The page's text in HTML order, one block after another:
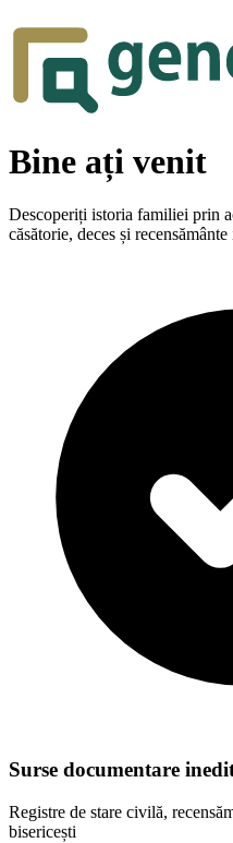
Bine ați venit
Descoperiți istoria familiei prin
căsătorie, deces și
Surse documentare
Registre de stare civilă,
bisericești